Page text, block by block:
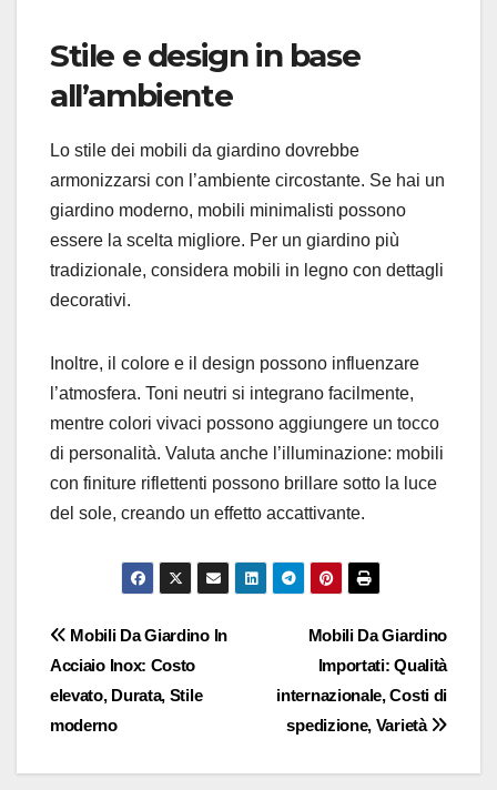
Stile e design in base
all’ambiente
Lo stile dei mobili da giardino dovrebbe
armonizzarsi con l’ambiente circostante. Se hai un
giardino moderno, mobili minimalisti possono
essere la scelta migliore. Per un giardino più
tradizionale, considera mobili in legno con dettagli
decorativi.
Inoltre, il colore e il design possono influenzare
l’atmosfera. Toni neutri si integrano facilmente,
mentre colori vivaci possono aggiungere un tocco
di personalità. Valuta anche l’illuminazione: mobili
con finiture riflettenti possono brillare sotto la luce
del sole, creando un effetto accattivante.
Post
navigation
Mobili Da Giardino
Importati: Qualità
internazionale, Costi di
spedizione, Varietà
Mobili Da Giardino In
Acciaio Inox: Costo
elevato, Durata, Stile
moderno